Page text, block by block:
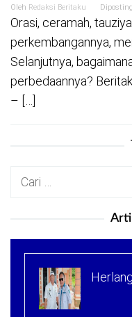
Oleh Redaksi Beritaku
Orasi, ceramah,
perkembangannya,
Selanjutnya,
perbedaannya?
– […]
Cari